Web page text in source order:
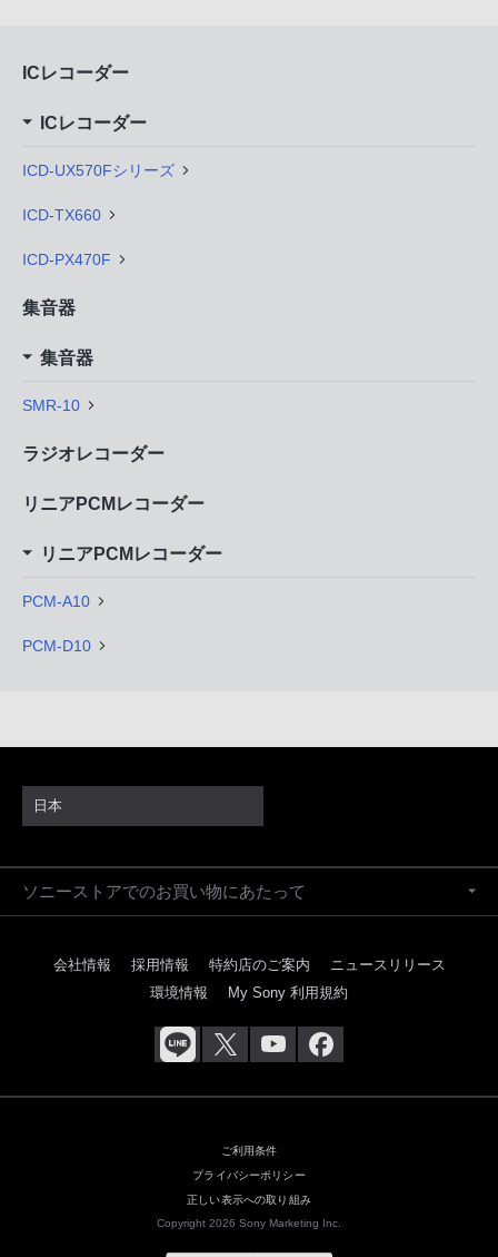
ICレコーダー
ICレコーダー
ICD-UX570Fシリーズ
ICD-TX660
ICD-PX470F
集音器
集音器
SMR-10
ラジオレコーダー
リニアPCMレコーダー
リニアPCMレコーダー
PCM-A10
PCM-D10
日本
ソニーストアでのお買い物にあたって
会社情報 採用情報 特約店のご案内
ニュースリリース
環境情報
My Sony 利用規約
ご利用条件
プライバシーポリシー
正しい表示への取り組み
Copyright 2026 Sony Marketing Inc.